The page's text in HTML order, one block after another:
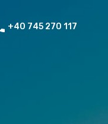
Contact WhatsApp
+40 745 270 117